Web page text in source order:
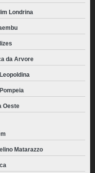
Londrina
da Arvore
Oeste
Matarazzo